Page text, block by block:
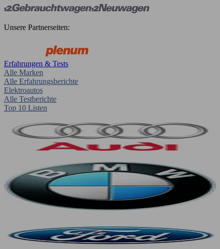
Unsere Partnerseiten:
Erfahrungen & Tests
Alle Marken
Alle Erfahrungsberichte
Elektroautos
Alle Testberichte
Top 10 Listen